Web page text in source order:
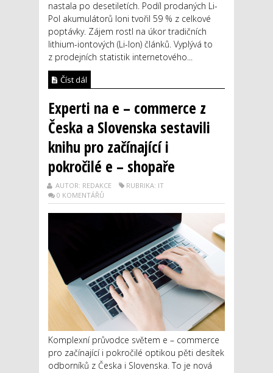
nastala po desetiletích. Podíl prodaných Li-
Pol akumulátorů loni tvořil 59 % z celkové
poptávky. Zájem rostl na úkor tradičních
lithium-iontových (Li-Ion) článků. Vyplývá to
z prodejních statistik internetového...
Číst dál
Experti na e – commerce z
Česka a Slovenska sestavili
knihu pro začínající i
pokročilé e – shopaře
AUTOR: REDAKCE
RUBRIKA: IT
0 KOMENTÁŘŮ
Komplexní průvodce světem e – commerce
pro začínající i pokročilé optikou pěti desítek
odborníků z Česka i Slovenska. To je nová